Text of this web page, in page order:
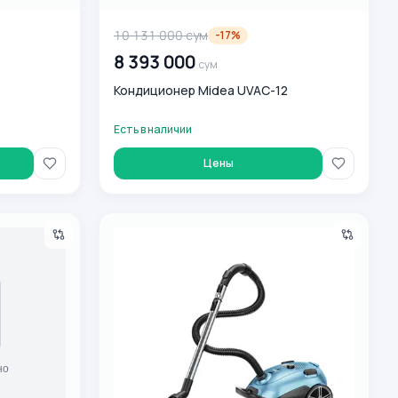
10 131 000сум -17%
8 393 000 сум
Кондиционер Midea UVAC-12
Есть в наличии
Цены